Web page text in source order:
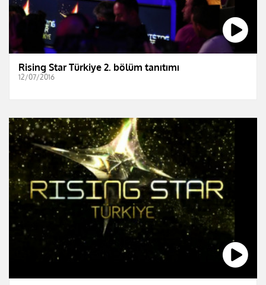
Rising Star Türkiye 2. bölüm tanıtımı
12/07/2016